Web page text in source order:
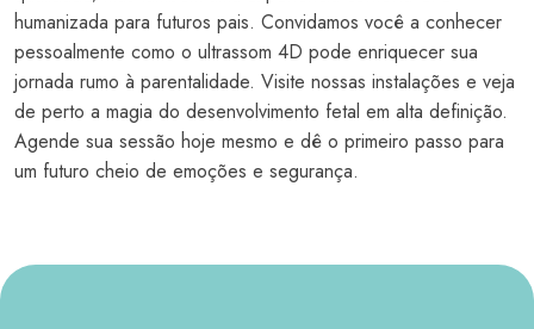
humanizada para futuros pais. Convidamos você a conhecer
pessoalmente como o ultrassom 4D pode enriquecer sua
jornada rumo à parentalidade. Visite nossas instalações e veja
de perto a magia do desenvolvimento fetal em alta definição.
Agende sua sessão hoje mesmo e dê o primeiro passo para
um futuro cheio de emoções e segurança.